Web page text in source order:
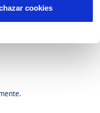
cookies